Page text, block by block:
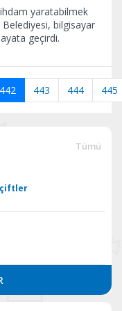
yaratabilmek
bilgisayar
geçirdi.
442 443 444 445
Tümü
çiftler